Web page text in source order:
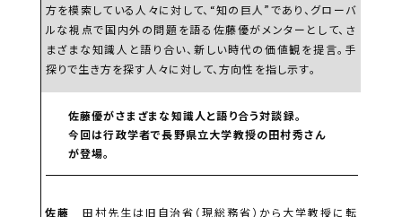
侠の仕事と人生と
俳優・本宮泰風
30秒マナー動画集
ヒコロヒー篇 / 原田龍二篇 / 三池崇史篇 / 哀川翔篇
バックナンバー / お問い合わせ / FILTとは
方を模索している人々に対して、“知の巨人”であり、グローバ
ルな視点で国内外の問題を語る佐藤優がメンターとして、さ
まざまな知識人と語り合い、新しい時代の価値観を提言。手
探りで生き方を探す人々に対して、方向性を指し示す。
佐藤優がさまざまな知識人と語り合う対談録。
今回は行政学者で長野県立大学教授の田村秀さん
が登場。
佐藤
田村先生は旧自治省（現総務省）から大学教授に転